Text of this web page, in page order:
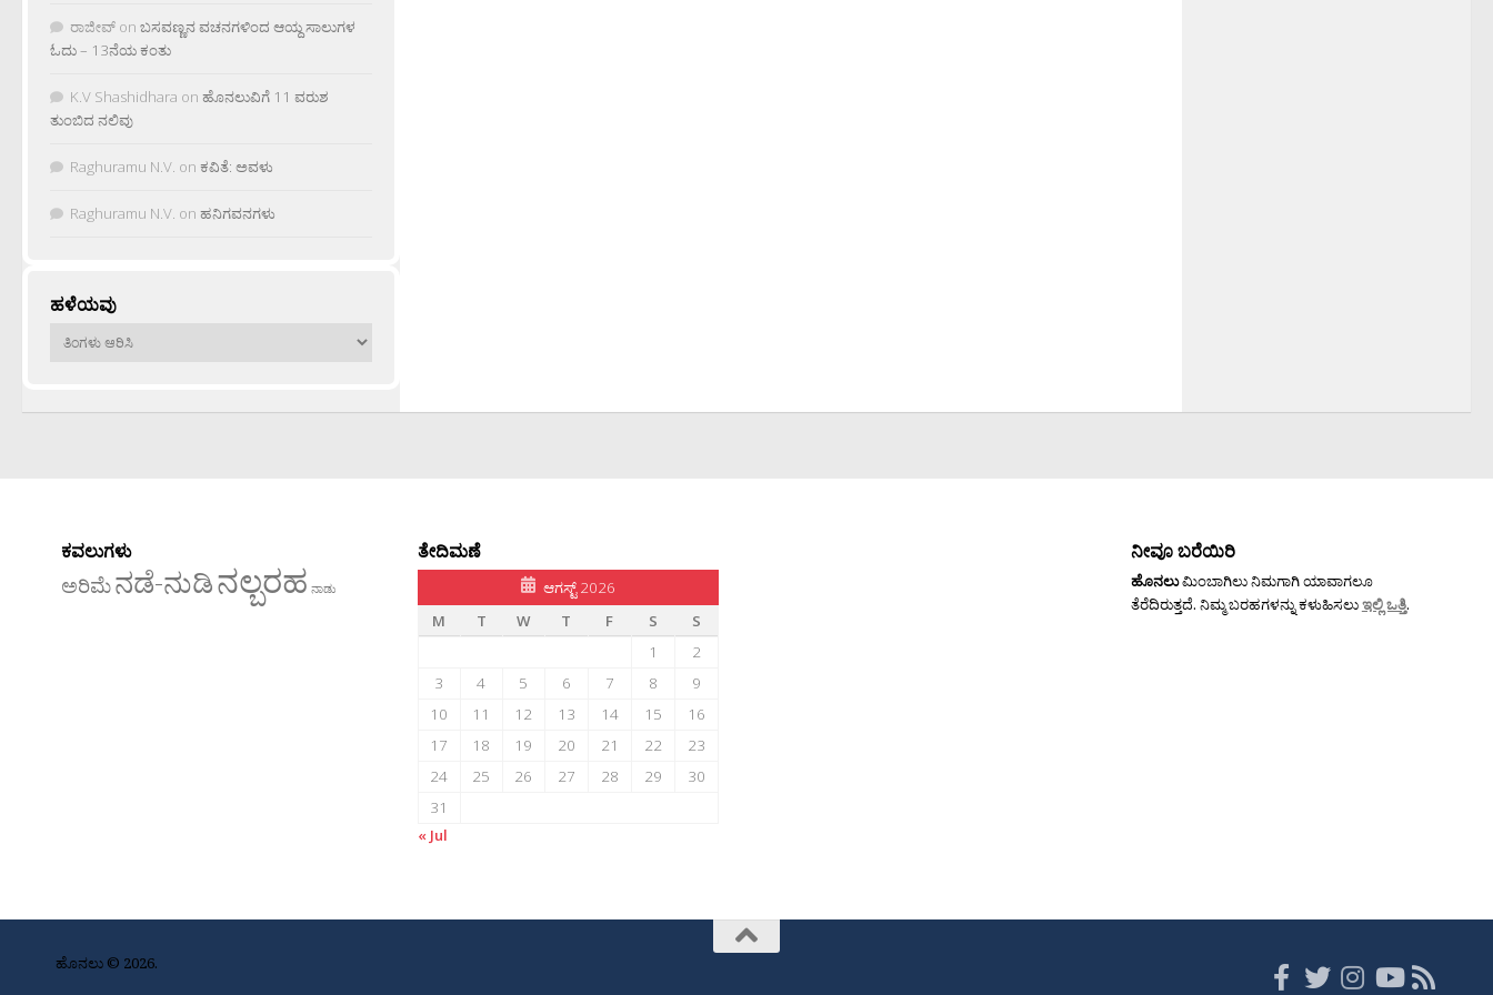
ರಾಜೀವ್ on ಬಸವಣ್ಣನ ವಚನಗಳಿಂದ ಆಯ್ದ ಸಾಲುಗಳ
ಓದು – 13ನೆಯ ಕಂತು
K.V Shashidhara on ಹೊನಲುವಿಗೆ 11 ವರುಶ
ತುಂಬಿದ ನಲಿವು
Raghuramu N.V. on ಕವಿತೆ: ಅವಳು
Raghuramu N.V. on ಹನಿಗವನಗಳು
ಹಳೆಯವು
ಹಳೆಯವು
ಕವಲುಗಳು
ಅರಿಮೆನಡೆ-ನುಡಿನಲ್ಬರಹ ನಾಡು
ತೇದಿಮಣೆ
ಆಗಸ್ಟ್ 2026
M
T W T F S
S
1
2
3
4 5 6 7 8
9
10
11 12 13 14 15
16
17
18 19 20 21 22
23
24
25 26 27 28 29
30
31
« Jul
ನೀವೂ ಬರೆಯಿರಿ
ಹೊನಲುಮಿಂಬಾಗಿಲು ನಿಮಗಾಗಿ ಯಾವಾಗಲೂ
ತೆರೆದಿರುತ್ತದೆ. ನಿಮ್ಮ ಬರಹಗಳನ್ನು ಕಳುಹಿಸಲುಇಲ್ಲಿ ಒತ್ತಿ.
ಹೊನಲು © 2026.